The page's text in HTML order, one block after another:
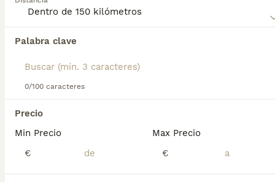
Palabra clave
0/100 caracteres
Precio
Min Precio
€
Max Precio
€
Encontramos 0 Braco Húngaro de Pelo Corto
Si deseas exactamente esta búsqueda guarda tu
búsqueda y espera el resultado perfecto:
Preguntas frecuentes